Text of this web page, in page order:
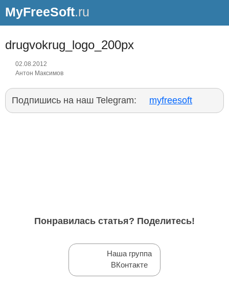
MyFreeSoft.ru
drugvokrug_logo_200px
02.08.2012
Антон Максимов
Подпишись на наш Telegram: myfreesoft
Понравилась статья? Поделитесь!
Наша группа
ВКонтакте